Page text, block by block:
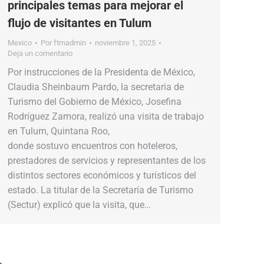
principales temas para mejorar el
flujo de visitantes en Tulum
Mexico Por ftmadmin
noviembre 1, 2025
Deja un comentario
Por instrucciones de la Presidenta de México,
Claudia Sheinbaum Pardo, la secretaria de
Turismo del Gobierno de México, Josefina
Rodríguez Zamora, realizó una visita de trabajo
en Tulum, Quintana Roo,
donde sostuvo encuentros con hoteleros,
prestadores de servicios y representantes de los
distintos sectores económicos y turísticos del
estado. La titular de la Secretaría de Turismo
(Sectur) explicó que la visita, que…